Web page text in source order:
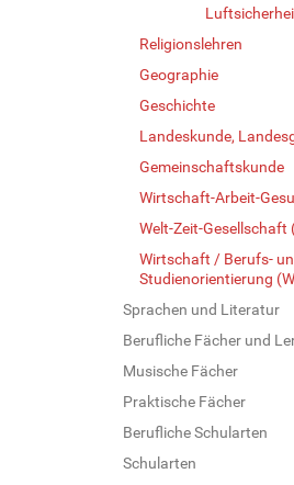
Religionslehren
Geographie
Geschichte
Landeskunde,
Gemeinschaftskunde
Wirtschaft-Arbeit-
Welt-Zeit-Gesellschaft
Wirtschaft / Berufs-
Studienorientierung
Sprachen und Literatur
Berufliche Fächer und
Musische Fächer
Praktische Fächer
Berufliche Schularten
Schularten